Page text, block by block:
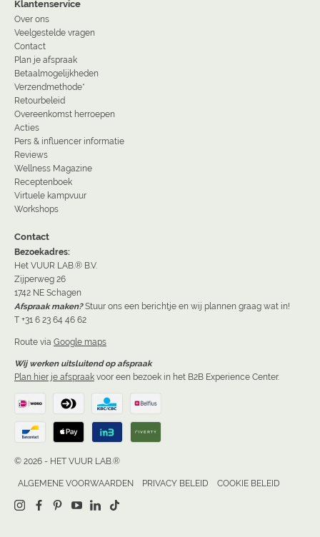
Klantenservice
Over ons
Veelgestelde vragen
Contact
Plan je afspraak
Betaalmogelijkheden
Verzendmethode*
Retourbeleid
Overeenkomst herroepen
Acties
Pers & influencer informatie
Reviews
Wellness Magazine
Receptenboek
Virtuele kampvuur
Workshops
Contact
Bezoekadres:
Het VUUR LAB.® B.V.
Zijperweg 26
1742 NE Schagen
Afspraak maken? Stuur ons een berichtje en wij plannen graag wat in!
T +31 6 23 64 46 62
Route via Google maps
Wij werken uitsluitend op afspraak
Plan hier je afspraak voor een bezoek in het B2B Experience Center.
© 2026 - HET VUUR LAB.®
ALGEMENE VOORWAARDEN PRIVACY BELEID COOKIE BELEID